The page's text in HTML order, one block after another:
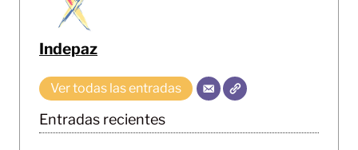
Indepaz
Ver todas las entradas
Entradas recientes